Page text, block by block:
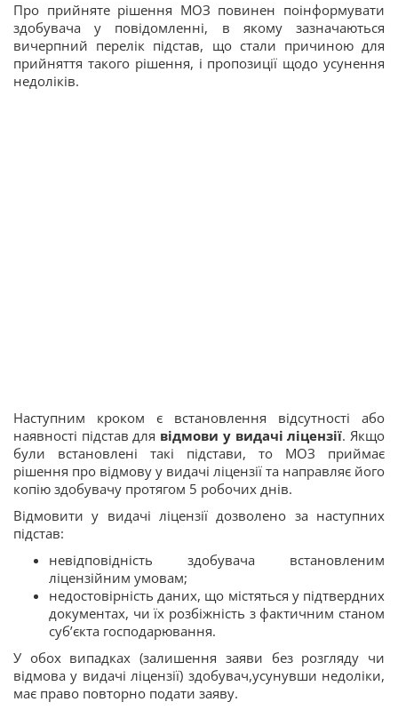
Про прийняте рішення МОЗ повинен поінформувати
здобувача у повідомленні, в якому зазначаються
вичерпний перелік підстав, що стали причиною для
прийняття такого рішення, і пропозиції щодо усунення
недоліків.
Наступним кроком є встановлення відсутності або
наявності підстав для відмови у видачі ліцензії. Якщо
були встановлені такі підстави, то МОЗ приймає
рішення про відмову у видачі ліцензії та направляє його
копію здобувачу протягом 5 робочих днів.
Відмовити у видачі ліцензії дозволено за наступних
підстав:
невідповідність здобувача встановленим
ліцензійним умовам;
недостовірність даних, що містяться у підтвердних
документах, чи їх розбіжність з фактичним станом
суб’єкта господарювання.
У обох випадках (залишення заяви без розгляду чи
відмова у видачі ліцензії) здобувач,усунувши недоліки,
має право повторно подати заяву.